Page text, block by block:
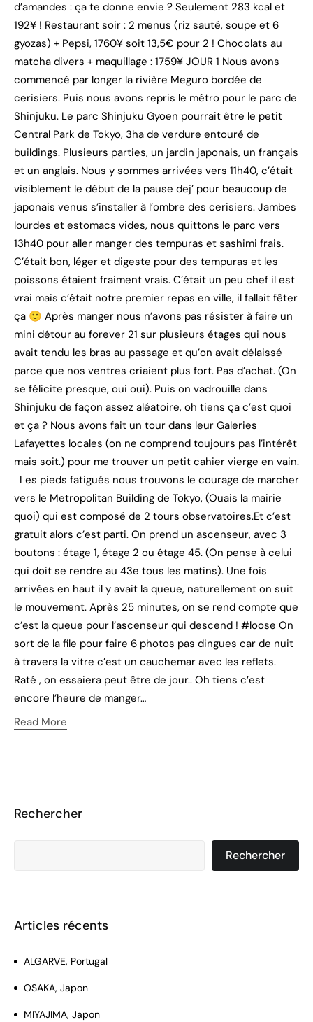
d’amandes : ça te donne envie ? Seulement 283 kcal et
192¥ ! Restaurant soir : 2 menus (riz sauté, soupe et 6
gyozas) + Pepsi, 1760¥ soit 13,5€ pour 2 ! Chocolats au
matcha divers + maquillage : 1759¥ JOUR 1 Nous avons
commencé par longer la rivière Meguro bordée de
cerisiers. Puis nous avons repris le métro pour le parc de
Shinjuku. Le parc Shinjuku Gyoen pourrait être le petit
Central Park de Tokyo, 3ha de verdure entouré de
buildings. Plusieurs parties, un jardin japonais, un français
et un anglais. Nous y sommes arrivées vers 11h40, c’était
visiblement le début de la pause dej’ pour beaucoup de
japonais venus s’installer à l’ombre des cerisiers. Jambes
lourdes et estomacs vides, nous quittons le parc vers
13h40 pour aller manger des tempuras et sashimi frais.
C’était bon, léger et digeste pour des tempuras et les
poissons étaient fraiment vrais. C’était un peu chef il est
vrai mais c’était notre premier repas en ville, il fallait fêter
ça 🙂 Après manger nous n’avons pas résister à faire un
mini détour au forever 21 sur plusieurs étages qui nous
avait tendu les bras au passage et qu’on avait délaissé
parce que nos ventres criaient plus fort. Pas d’achat. (On
se félicite presque, oui oui). Puis on vadrouille dans
Shinjuku de façon assez aléatoire, oh tiens ça c’est quoi
et ça ? Nous avons fait un tour dans leur Galeries
Lafayettes locales (on ne comprend toujours pas l’intérêt
mais soit.) pour me trouver un petit cahier vierge en vain.
Les pieds fatigués nous trouvons le courage de marcher
vers le Metropolitan Building de Tokyo, (Ouais la mairie
quoi) qui est composé de 2 tours observatoires.Et c’est
gratuit alors c’est parti. On prend un ascenseur, avec 3
boutons : étage 1, étage 2 ou étage 45. (On pense à celui
qui doit se rendre au 43e tous les matins). Une fois
arrivées en haut il y avait la queue, naturellement on suit
le mouvement. Après 25 minutes, on se rend compte que
c’est la queue pour l’ascenseur qui descend ! #loose On
sort de la file pour faire 6 photos pas dingues car de nuit
à travers la vitre c’est un cauchemar avec les reflets.
Raté , on essaiera peut être de jour.. Oh tiens c’est
encore l’heure de manger…
Read More
Rechercher
Rechercher
Articles récents
ALGARVE, Portugal
OSAKA, Japon
MIYAJIMA, Japon